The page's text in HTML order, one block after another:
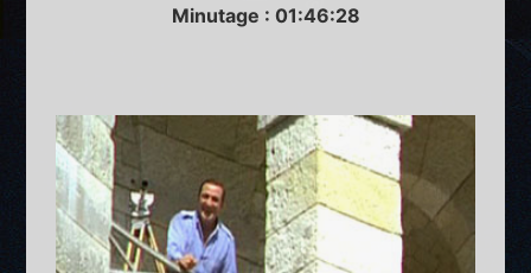
Minutage : 01:46:28